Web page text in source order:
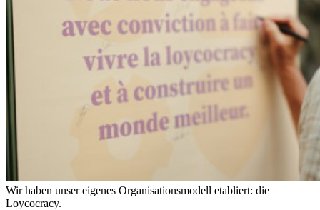
Wir haben unser eigenes Organisationsmodell etabliert: die
Loycocracy.